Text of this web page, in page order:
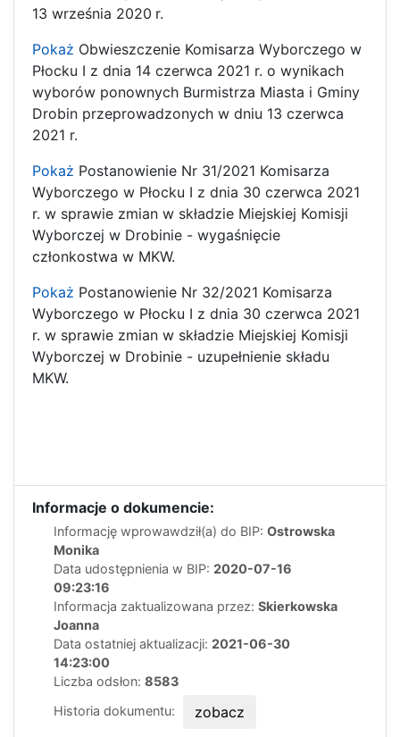
13 września 2020 r.
Pokaż Obwieszczenie Komisarza Wyborczego w
Płocku I z dnia 14 czerwca 2021 r. o wynikach
wyborów ponownych Burmistrza Miasta i Gminy
Drobin przeprowadzonych w dniu 13 czerwca
2021 r.
Pokaż Postanowienie Nr 31/2021 Komisarza
Wyborczego w Płocku I z dnia 30 czerwca 2021
r. w sprawie zmian w składzie Miejskiej Komisji
Wyborczej w Drobinie - wygaśnięcie
członkostwa w MKW.
Pokaż Postanowienie Nr 32/2021 Komisarza
Wyborczego w Płocku I z dnia 30 czerwca 2021
r. w sprawie zmian w składzie Miejskiej Komisji
Wyborczej w Drobinie - uzupełnienie składu
MKW.
Informacje o dokumencie:
Informację wprowawdził(a) do BIP: Ostrowska
Monika
Data udostępnienia w BIP: 2020-07-16
09:23:16
Informacja zaktualizowana przez: Skierkowska
Joanna
Data ostatniej aktualizacji: 2021-06-30
14:23:00
Liczba odsłon: 8583
Historia dokumentu:
zobacz